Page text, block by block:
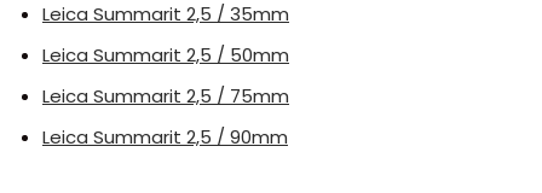
Leica Summarit 2,5 / 35mm
Leica Summarit 2,5 / 50mm
Leica Summarit 2,5 / 75mm
Leica Summarit 2,5 / 90mm